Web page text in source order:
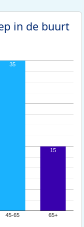
in de buurt
45-65 65+
35
15